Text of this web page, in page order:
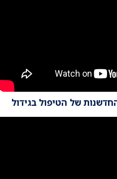
| חזית החדשנות של הטיפול בגידול